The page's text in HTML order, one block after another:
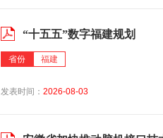
“十五五”数字福建规划
省份 福建
发表时间： 2026-08-03